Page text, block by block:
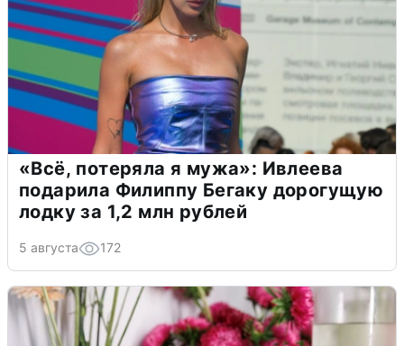
«Всё, потеряла я мужа»: Ивлеева
подарила Филиппу Бегаку дорогущую
лодку за 1,2 млн рублей
5 августа 172